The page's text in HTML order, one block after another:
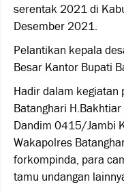
serentak 2021 di
Desember 2021.
Pelantikan kepala
Besar Kantor Bupati
Hadir dalam kegiatan
Batanghari H.Bakhtiar
Dandim 0415/Jambi
Wakapolres
forkompinda, para
tamu undangan